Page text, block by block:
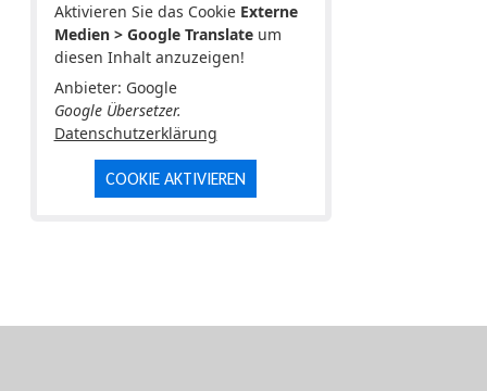
Aktivieren Sie das Cookie Externe
Medien > Google Translateum
diesen Inhalt anzuzeigen!
Anbieter: Google
Google Übersetzer.
Datenschutzerklärung
COOKIE AKTIVIEREN